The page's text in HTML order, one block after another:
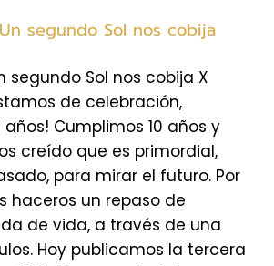
segundo Sol nos cobija
segundo Sol nos cobija X
de celebración,
Cumplimos 10 años y
creído que es primordial,
para mirar el futuro. Por
haceros un repaso de
de vida, a través de una
Hoy publicamos la tercera